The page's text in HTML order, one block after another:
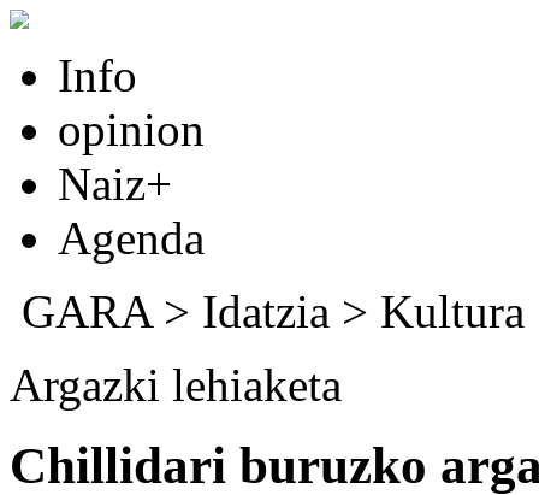
Info
opinion
Naiz+
Agenda
GARA> Idatzia > Kultura
Argazki lehiaketa
Chillidari buruzko